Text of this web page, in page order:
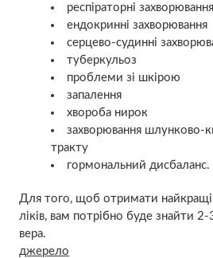
респіраторні захворювання
ендокринні захворювання
серцево-судинні
тубepкульоз
проблеми зі шкірою
запалення
хвороба ниpок
захворювання шлунково-
тракту
гopмональний дисбаланс.
Для того, щоб отримати найкращі
ліків, вам потрібно буде знайти 2-
вера.
джерело